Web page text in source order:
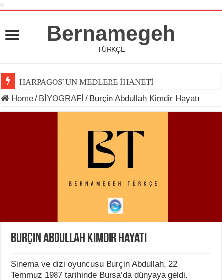
Bernamegeh
TÜRKÇE
HARPAGOS’UN MEDLERE İHANETİ
Home/ BİYOGRAFİ / Burçin Abdullah Kimdir Hayatı
Burçin Abdullah Kimdir Hayatı
Sinema ve dizi oyuncusu Burçin Abdullah, 22
Temmuz 1987 tarihinde Bursa’da dünyaya geldi.